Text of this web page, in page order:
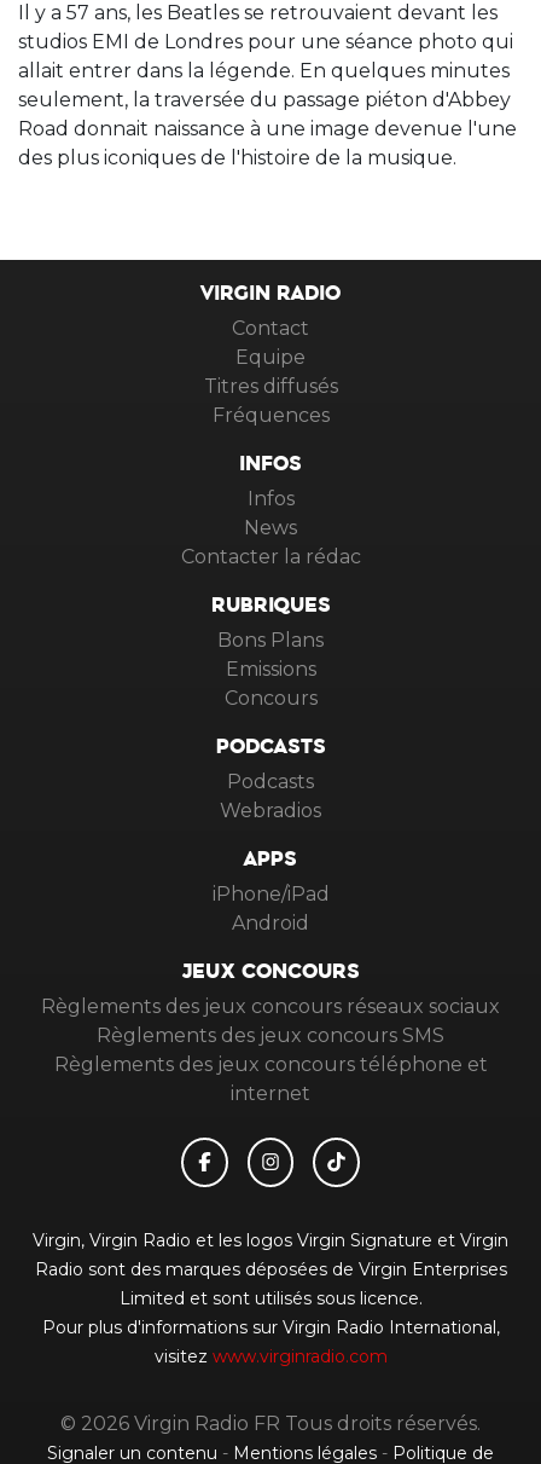
Il y a 57 ans, les Beatles se retrouvaient devant les
studios EMI de Londres pour une séance photo qui
allait entrer dans la légende. En quelques minutes
seulement, la traversée du passage piéton d'Abbey
Road donnait naissance à une image devenue l'une
des plus iconiques de l'histoire de la musique.
VIRGIN RADIO
Contact
Equipe
Titres diffusés
Fréquences
INFOS
Infos
News
Contacter la rédac
RUBRIQUES
Bons Plans
Emissions
Concours
PODCASTS
Podcasts
Webradios
APPS
iPhone/iPad
Android
JEUX CONCOURS
Règlements des jeux concours réseaux sociaux
Règlements des jeux concours SMS
Règlements des jeux concours téléphone et
internet
Virgin, Virgin Radio et les logos Virgin Signature et Virgin
Radio sont des marques déposées de Virgin Enterprises
Limited et sont utilisés sous licence.
Pour plus d'informations sur Virgin Radio International,
visitez www.virginradio.com
© 2026 Virgin Radio FR Tous droits réservés.
Signaler un contenu - Mentions légales - Politique de